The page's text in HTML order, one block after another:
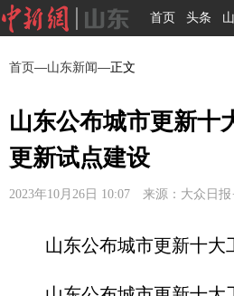
首页 头条
首页—山东新闻—正文
山东公布城市更新十
更新试点建设
2023年10月26日 10:07 来源：大众日报
山东公布城市更新十大